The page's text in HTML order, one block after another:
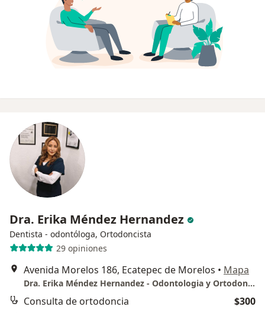
Dra. Erika Méndez Hernandez
Dentista - odontóloga, Ortodoncista
29 opiniones
Avenida Morelos 186, Ecatepec de Morelos • Mapa
Dra. Erika Méndez Hernandez - Odontologia y Ortodoncia
Consulta de ortodoncia
$300